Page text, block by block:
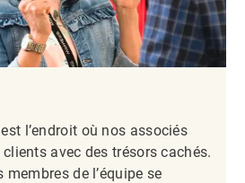
l’endroit où nos associés
avec des trésors cachés.
membres de l’équipe se